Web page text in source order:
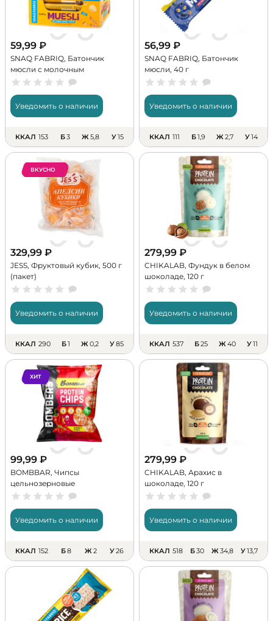
59,99 ₽
SNAQ FABRIQ, Батончик
мюсли с молочным
шоколадом, 50 г
Уведомить о наличии
ККАЛ 153 Б3 Ж5,8 У15
56,99 ₽
SNAQ FABRIQ, Батончик
мюсли, 40 г
Уведомить о наличии
ККАЛ 111 Б1,9 Ж2,7 У14
ВКУСНО
329,99 ₽
JESS, Фруктовый кубик, 500 г
(пакет)
Уведомить о наличии
ККАЛ 290 Б1 Ж0,2 У85
279,99 ₽
CHIKALAB, Фундук в белом
шоколаде, 120 г
Уведомить о наличии
ККАЛ 537 Б25 Ж40 У11
ХИТ
99,99 ₽
BOMBBAR, Чипсы
цельнозерновые
протеиновые, 50 г
Уведомить о наличии
ККАЛ 152 Б8 Ж2 У26
279,99 ₽
CHIKALAB, Арахис в
шоколаде, 120 г
Уведомить о наличии
ККАЛ 518 Б30 Ж34,8 У13,7